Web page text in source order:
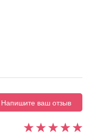
Напишите ваш отзыв